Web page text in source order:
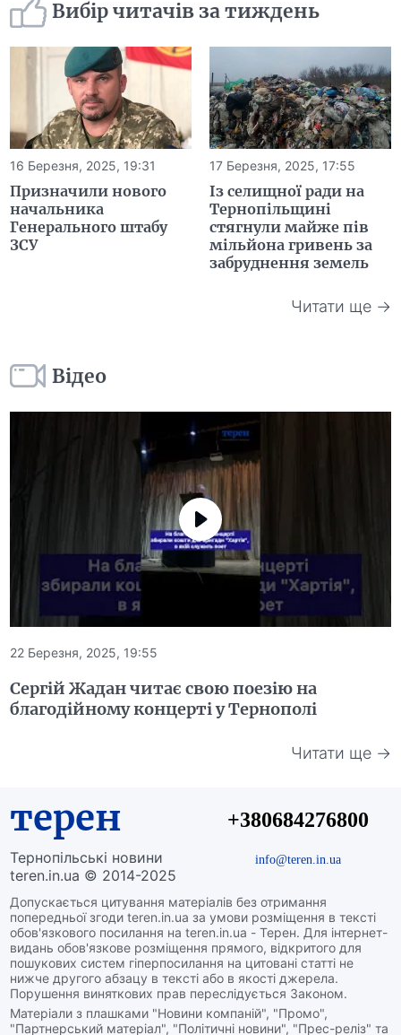
Вибір читачів за тиждень
16 Березня, 2025, 19:31
Призначили нового
начальника
Генерального штабу
ЗСУ
17 Березня, 2025, 17:55
Із селищної ради на
Тернопільщині
стягнули майже пів
мільйона гривень за
забруднення земель
Читати ще →
Відео
22 Березня, 2025, 19:55
Сергій Жадан читає свою поезію на
благодійному концерті у Тернополі
Читати ще →
терен
Тернопільські новини
teren.in.ua © 2014-2025
Допускається цитування матеріалів без отримання
попередньої згоди teren.in.ua за умови розміщення в тексті
обов'язкового посилання на teren.in.ua - Терен. Для інтернет-
видань обов'язкове розміщення прямого, відкритого для
пошукових систем гіперпосилання на цитовані статті не
нижче другого абзацу в тексті або в якості джерела.
Порушення виняткових прав переслідується Законом.
Матеріали з плашками "Новини компаній", "Промо",
"Партнерський матеріал", "Політичні новини", "Прес-реліз" та
+380684276800
info@teren.in.ua